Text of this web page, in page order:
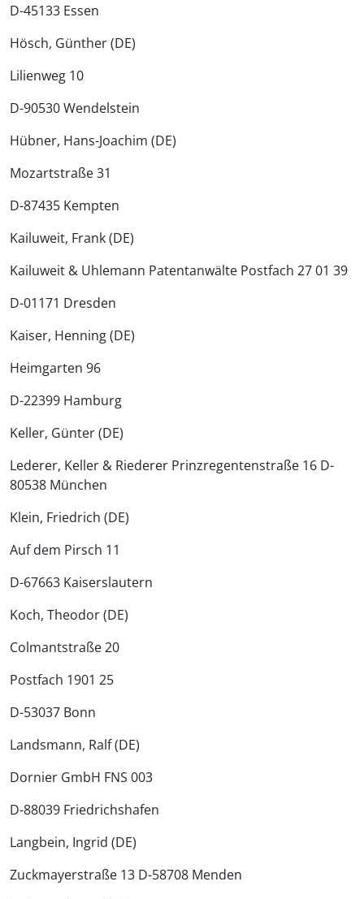
D-45133 Essen
Hösch, Günther (DE)
Lilienweg 10
D-90530 Wendelstein
Hübner, Hans-Joachim (DE)
Mozartstraße 31
D-87435 Kempten
Kailuweit, Frank (DE)
Kailuweit & Uhlemann Patentanwälte Postfach 27 01 39
D-01171 Dresden
Kaiser, Henning (DE)
Heimgarten 96
D-22399 Hamburg
Keller, Günter (DE)
Lederer, Keller & Riederer Prinzregentenstraße 16 D-
80538 München
Klein, Friedrich (DE)
Auf dem Pirsch 11
D-67663 Kaiserslautern
Koch, Theodor (DE)
Colmantstraße 20
Postfach 1901 25
D-53037 Bonn
Landsmann, Ralf (DE)
Dornier GmbH FNS 003
D-88039 Friedrichshafen
Langbein, Ingrid (DE)
Zuckmayerstraße 13 D-58708 Menden